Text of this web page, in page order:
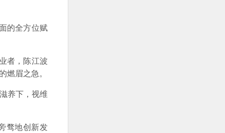
的全方位赋
者，陈江波
眉之急。
养下，视维
骛地创新发